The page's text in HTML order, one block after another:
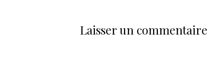
Laisser un commentaire